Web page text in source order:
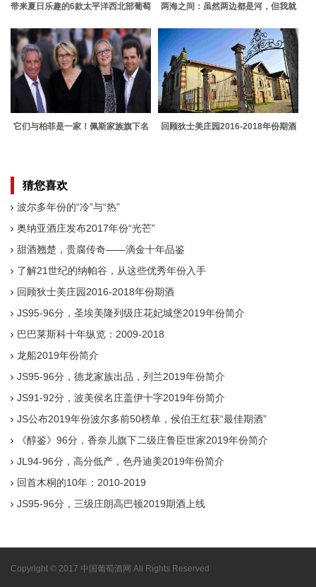
带来夏日乐趣的6款太平洋西北部葡萄
两海之间：虽然两边都是河，但我就
它们与柏菲是一家！佩斯家族旗下名
回顾狄士美庄园2016-2018年份期酒
猜您喜欢
波尔多年份的“冷”与“热”
奥纳亚酒庄发布2017年份“光芒”
甜酒翘楚，贵腐传奇——滴金十年品鉴
了解21世纪的纳帕谷，从这些优秀年份入手
回顾狄士美庄园2016-2018年份期酒
JS95-96分，圣埃美隆列级庄花妃城堡2019年份简介
巴巴莱斯科十年纵览：2009-2018
龙船2019年份简介
JS95-96分，德龙家族出品，列兰2019年份简介
JS91-92分，波美侯名庄盖伊十字2019年份简介
JS公布2019年份波尔多前50榜单，侯伯王红获“最佳期酒”
《醇鉴》96分，香奈儿旗下二级庄鲁臣世家2019年份简介
JL94-96分，高分低产，色丹迪美2019年份简介
回首木桐的10年：2010-2019
JS95-96分，三级庄朗高巴顿2019期酒上线
Copyright © 2017 中国葡萄酒网 All Rights Reserved